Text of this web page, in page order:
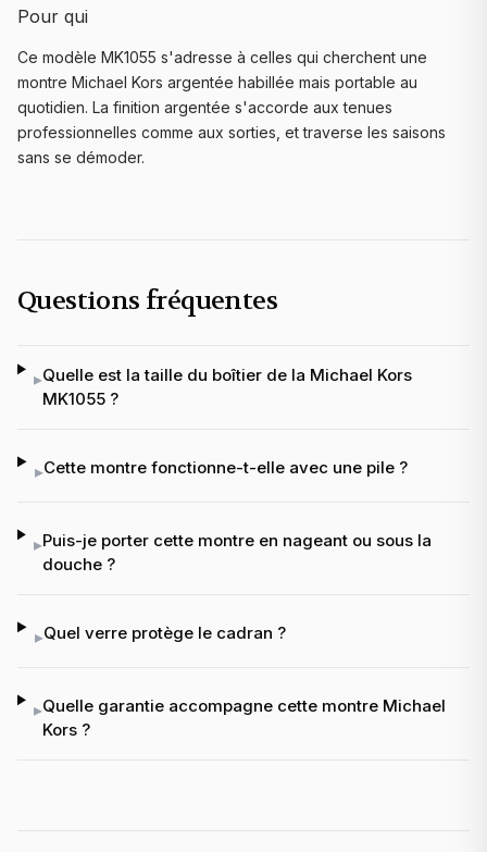
Pour qui
Ce modèle MK1055 s'adresse à celles qui cherchent une
montre Michael Kors argentée habillée mais portable au
quotidien. La finition argentée s'accorde aux tenues
professionnelles comme aux sorties, et traverse les saisons
sans se démoder.
Questions fréquentes
▸Quelle est la taille du boîtier de la Michael Kors
MK1055 ?
▸Cette montre fonctionne-t-elle avec une pile ?
▸Puis-je porter cette montre en nageant ou sous la
douche ?
▸Quel verre protège le cadran ?
▸Quelle garantie accompagne cette montre Michael
Kors ?